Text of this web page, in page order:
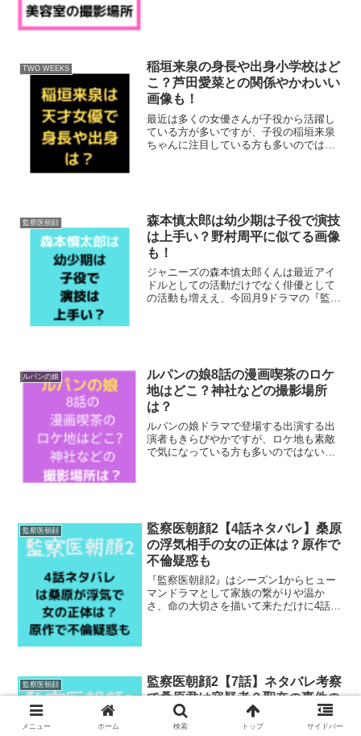
TWO WEEKS
稲垣来泉の身長や出身小学校はど
こ？芦田愛菜との関係やかわいい
画像も！
最近は多くの女優さんが子役から活躍し
ている方が多いですが、子役の稲垣来泉
ちゃんに注目している方も多いのではな
監察医朝顔
森本慎太郎は幼少期は子役で演技
は上手い？野村周平に似てる画像
も！
ジャニーズの森本慎太郎くんは最近アイ
ドルとしての活動だけでなく俳優として
の活動も増ええ、今回月9ドラマの『監察
ルパンの娘
ルパンの娘8話の漫画喫茶のロケ
地はどこ？神社などの撮影場所
は？
ルパンの娘ドラマで登場する出演する出
演者もきらびやかですが、ロケ地も素敵
で気になっている方も多いのではないで
監察医朝顔
監察医朝顔2【4話ネタバレ】桑原
の浮気相手の女の正体は？原作で
不倫疑惑も
『監察医朝顔2』はシーズン1からヒュー
マンドラマとして家族の繋がりや温か
さ、命の大切さを描いて来ただけに4話の
監察医朝顔
監察医朝顔2【7話】ネタバレ考察
で桑原君は容疑者？聖奈の事件の
真相は？
メニュー ホーム 検索 トップ サイドバー